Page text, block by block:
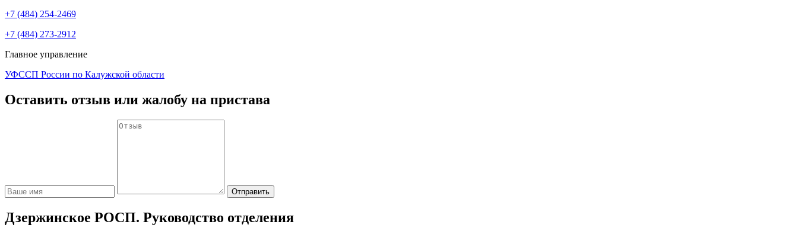
+7 (484) 254-2469
+7 (484) 273-2912
Главное управление
УФССП России по Калужской области
Оставить отзыв или жалобу на пристава
Отправить
Дзержинское РОСП. Руководство отделения